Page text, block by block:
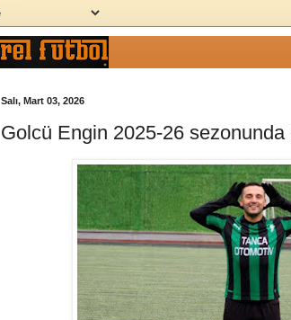
Salı, Mart 03, 2026
Golcü Engin 2025-26